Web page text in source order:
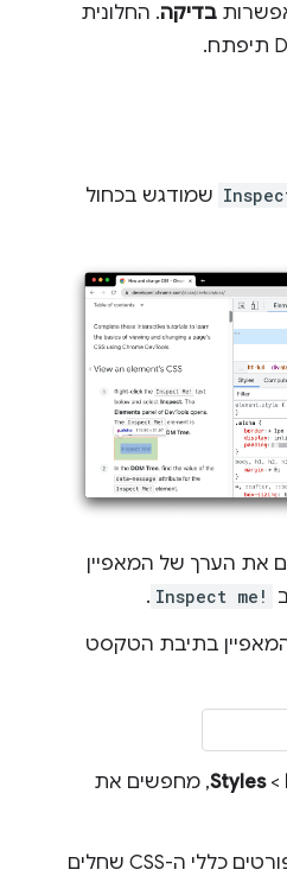
בדיקה. החלונית
שמודגש בכחול
את הערך של המאפיין
Inspect me!
.
בתיבת הטקסט
‏ >
Styles, מחפשים את
מפורטים כללי ה-CSS שחלים